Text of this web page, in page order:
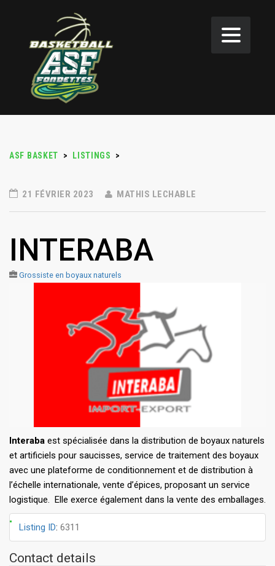
ASF BASKET > LISTINGS >
21 FÉVRIER 2023 MATHIS LECHABLE
INTERABA
Grossiste en boyaux naturels
Interaba est spécialisée dans la distribution de boyaux naturels
et artificiels pour saucisses, service de traitement des boyaux
avec une plateforme de conditionnement et de distribution à
l’échelle internationale, vente d’épices, proposant un service
logistique. Elle exerce également dans la vente des emballages.
Listing ID: 6311
Contact details